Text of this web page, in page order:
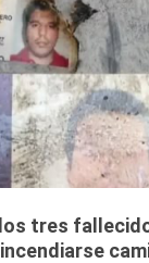
tres